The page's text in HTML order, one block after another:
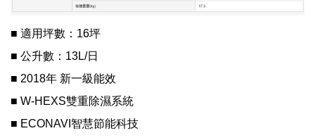
■ 適用坪數：16坪
■ 公升數：13L/日
■ 2018年 新一級能效
■ W-HEXS雙重除濕系統
■ ECONAVI智慧節能科技